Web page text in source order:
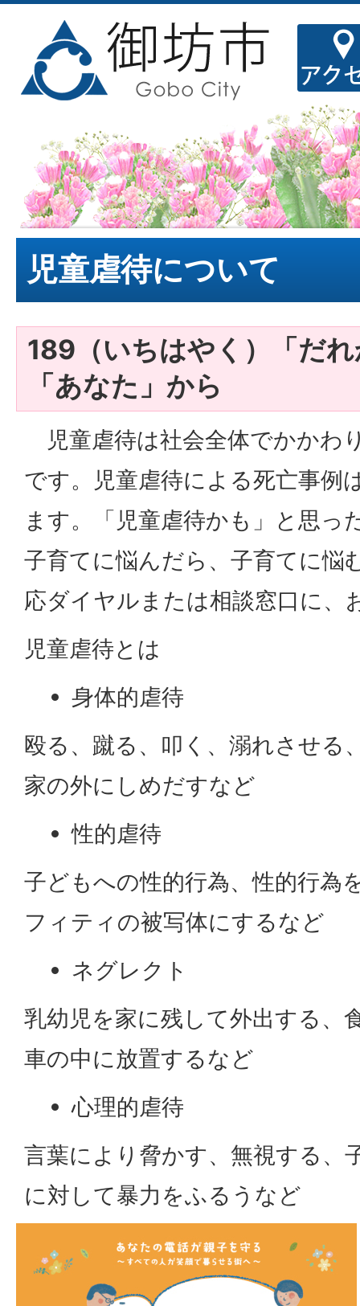
児童虐待について
189（いちはやく）「だ
「あなた」から
児童虐待は社会全体でかかわ
です。児童虐待による死亡事例
ます。「児童虐待かも」と思っ
子育てに悩んだら、子育てに悩
応ダイヤルまたは相談窓口に、
児童虐待とは
身体的虐待
殴る、蹴る、叩く、溺れさせる
家の外にしめだすなど
性的虐待
子どもへの性的行為、性的行為
フィティの被写体にするなど
ネグレクト
乳幼児を家に残して外出する、
車の中に放置するなど
心理的虐待
言葉により脅かす、無視する、
に対して暴力をふるうなど